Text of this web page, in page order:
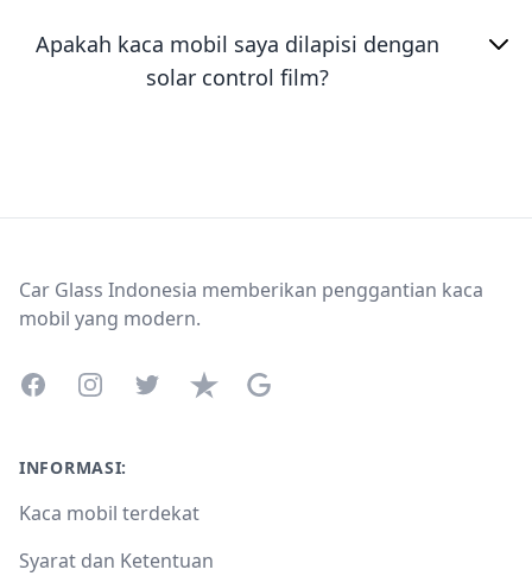
Apakah kaca mobil saya dilapisi dengan
solar control film?
Car Glass Indonesia memberikan penggantian kaca
mobil yang modern.
FacebookInstagramTwitterTrustpilotGoogle Business Profile
INFORMASI:
Kaca mobil terdekat
Syarat dan Ketentuan